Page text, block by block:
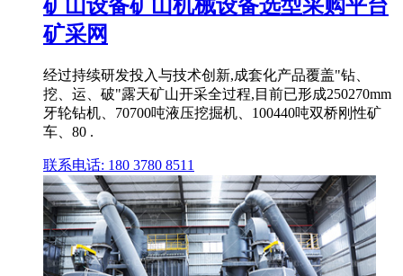
矿山设备矿山机械设备选型采购平台
矿采网
经过持续研发投入与技术创新,成套化产品覆盖"钻、
挖、运、破"露天矿山开采全过程,目前已形成250270mm
牙轮钻机、70700吨液压挖掘机、100440吨双桥刚性矿
车、80 .
联系电话: 180 3780 8511